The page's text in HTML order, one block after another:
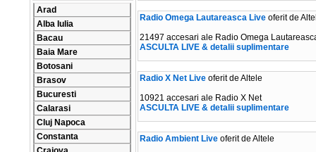
Arad
Alba Iulia
Bacau
Baia Mare
Botosani
Brasov
Bucuresti
Calarasi
Cluj Napoca
Constanta
Radio Omega Lautareasca Live oferit de
21497 accesari ale Radio Omega
ASCULTA LIVE & detalii suplimentare
Radio X Net Live oferit de Altele
10921 accesari ale Radio X Net
ASCULTA LIVE & detalii suplimentare
Radio Ambient Live oferit de Altele